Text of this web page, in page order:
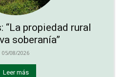
“La propiedad rural
soberanía”
05/08/2026
Leer más